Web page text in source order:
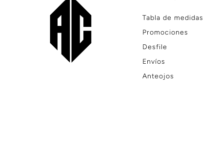
Tabla de medidas
Promociones
Desfile
Envíos
Anteojos